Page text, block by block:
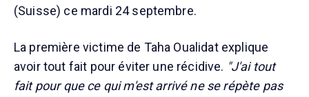
(Suisse) ce mardi 24 septembre.
La première victime de Taha Oualidat explique
avoir tout fait pour éviter une récidive. "J'ai tout
fait pour que ce qui m'est arrivé ne se répète pas